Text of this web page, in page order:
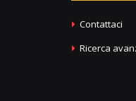
Contattaci
Ricerca